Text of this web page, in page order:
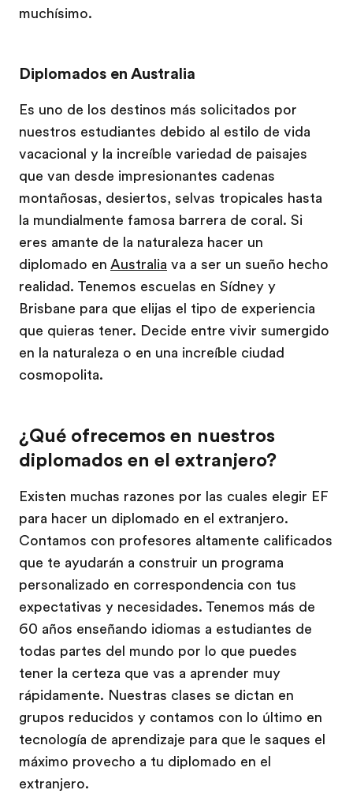
muchísimo.
Diplomados en Australia
Es uno de los destinos más solicitados por
nuestros estudiantes debido al estilo de vida
vacacional y la increíble variedad de paisajes
que van desde impresionantes cadenas
montañosas, desiertos, selvas tropicales hasta
la mundialmente famosa barrera de coral. Si
eres amante de la naturaleza hacer un
diplomado en Australia va a ser un sueño hecho
realidad. Tenemos escuelas en Sídney y
Brisbane para que elijas el tipo de experiencia
que quieras tener. Decide entre vivir sumergido
en la naturaleza o en una increíble ciudad
cosmopolita.
¿Qué ofrecemos en nuestros
diplomados en el extranjero?
Existen muchas razones por las cuales elegir EF
para hacer un diplomado en el extranjero.
Contamos con profesores altamente calificados
que te ayudarán a construir un programa
personalizado en correspondencia con tus
expectativas y necesidades. Tenemos más de
60 años enseñando idiomas a estudiantes de
todas partes del mundo por lo que puedes
tener la certeza que vas a aprender muy
rápidamente. Nuestras clases se dictan en
grupos reducidos y contamos con lo último en
tecnología de aprendizaje para que le saques el
máximo provecho a tu diplomado en el
extranjero.